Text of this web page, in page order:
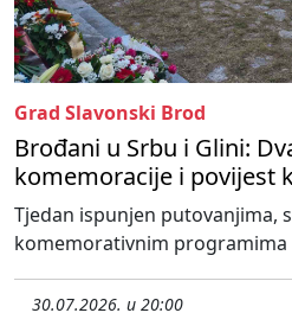
Grad Slavonski Brod
Brođani u Srbu i Glini:
komemoracije i povijest
Tjedan ispunjen putovanjima,
komemorativnim programima
30.07.2026. u 20:00